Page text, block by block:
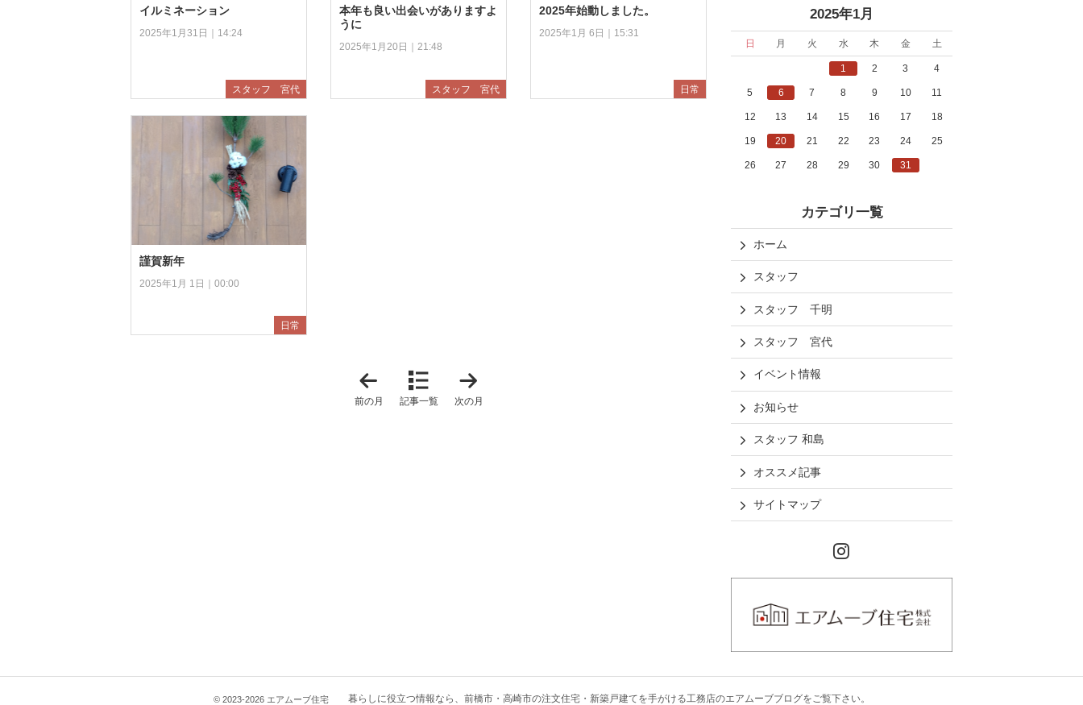
スタッフ 宮代
イルミネーション
2025年1月31日｜14:24
スタッフ 宮代
本年も良い出会いがありますよ
うに
2025年1月20日｜21:48
日常
2025年始動しました。
2025年1月 6日｜15:31
日常
謹賀新年
2025年1月 1日｜00:00
前の月 記事一覧 次の月
2025年1月
日 月 火 水 木 金 土
1 2 3 4
5 6 7 8 9 10 11
12 13 14 15 16 17 18
19 20 21 22 23 24 25
26 27 28 29 30 31
カテゴリ一覧
ホーム
スタッフ
スタッフ 千明
スタッフ 宮代
イベント情報
お知らせ
スタッフ 和島
オススメ記事
サイトマップ
© 2023-2026 エアムーブ住宅 暮らしに役立つ情報なら、 前橋市・高崎市の注文住宅・新築戸建てを手がける工務店のエアムーブブログをご覧下さい。